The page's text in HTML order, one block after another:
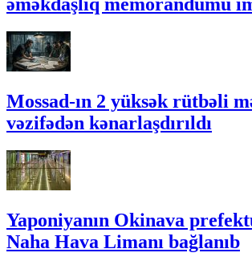
əməkdaşlıq memorandumu
Mossad-ın 2 yüksək rütbəli
vəzifədən kənarlaşdırıldı
Yaponiyanın Okinava
Naha Hava Limanı bağlanıb